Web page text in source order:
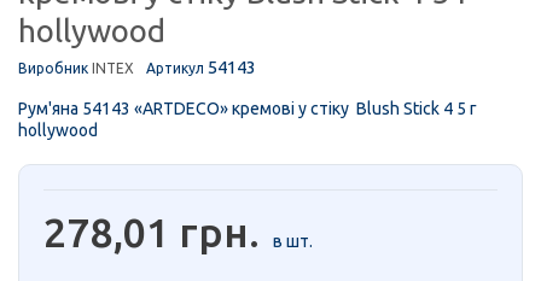
hollywood
Виробник INTEX Артикул 54143
Рум'яна 54143 «ARTDECO» кремові у стіку Blush Stick 4 5 г
hollywood
278,01 грн. в шт.